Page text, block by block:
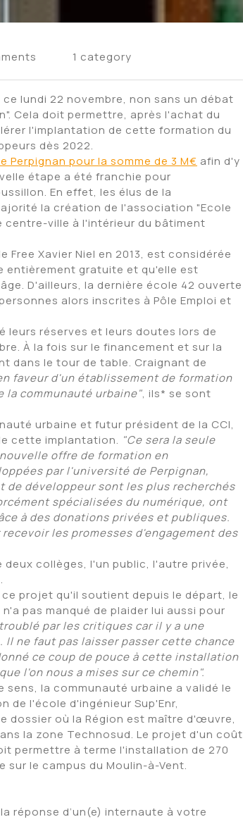
1 category
lundi 22 novembre, non sans un débat
Cela doit permettre, après l'achat du
l'implantation de cette formation du
dès 2022.
Perpignan pour la somme de 3 M€ afin d'y
étape a été franchie pour
En effet, les élus de la
la création de l'association "Ecole
ville à l'intérieur du bâtiment
Xavier Niel en 2013, est considérée
entièrement gratuite et qu'elle est
D'ailleurs, la dernière école 42 ouverte
alors inscrites à Pôle Emploi et
leurs réserves et leurs doutes lors de
À la fois sur le financement et sur la
dans le tour de table. Craignant de
faveur d'un établissement de formation
la communauté urbaine", ils* se sont
urbaine et futur président de la CCI,
cette implantation. "Ce sera la seule
offre de formation en
par l'université de Perpignan,
de développeur sont les plus recherchés
spécialisées du numérique, ont
à des donations privées et publiques.
les promesses d'engagement des
collèges, l'un public, l'autre privée,
projet qu'il soutient depuis le départ, le
pas manqué de plaider lui aussi pour
par les critiques car il y a une
ne faut pas laisser passer cette chance
ce coup de pouce à cette installation
l'on nous a mises sur ce chemin".
sens, la communauté urbaine a validé le
de l'école d'ingénieur Sup'Enr,
dossier où la Région est maître d'œuvre,
la zone Technosud. Le projet d'un coût
permettre à terme l'installation de 270
le campus du Moulin-à-Vent.
réponse d’un(e) internaute à votre